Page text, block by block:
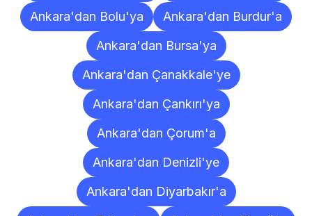
Ankara'dan Bolu'ya
Ankara'dan Burdur'a
Ankara'dan Bursa'ya
Ankara'dan Çanakkale'ye
Ankara'dan Çankırı'ya
Ankara'dan Çorum'a
Ankara'dan Denizli'ye
Ankara'dan Diyarbakır'a